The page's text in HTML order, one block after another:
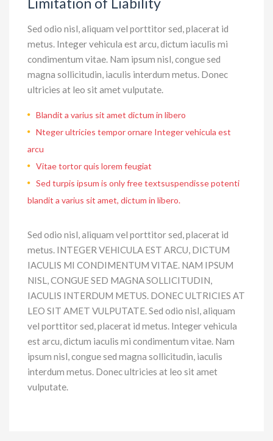
Sed odio nisl, aliquam vel porttitor sed, placerat id
metus. Integer vehicula est arcu, dictum iaculis mi
condimentum vitae. Nam ipsum nisl, congue sed
magna sollicitudin, iaculis interdum metus. Donec
ultricies at leo sit amet vulputate.
Blandit a varius sit amet dictum in libero
Nteger ultricies tempor ornare Integer vehicula est
arcu
Vitae tortor quis lorem feugiat
Sed turpis ipsum is only free textsuspendisse potenti
blandit a varius sit amet, dictum in libero.
Sed odio nisl, aliquam vel porttitor sed, placerat id
metus. INTEGER VEHICULA EST ARCU, DICTUM
IACULIS MI CONDIMENTUM VITAE. NAM IPSUM
NISL, CONGUE SED MAGNA SOLLICITUDIN,
IACULIS INTERDUM METUS. DONEC ULTRICIES AT
LEO SIT AMET VULPUTATE.Sed odio nisl, aliquam
vel porttitor sed, placerat id metus. Integer vehicula
est arcu, dictum iaculis mi condimentum vitae. Nam
ipsum nisl, congue sed magna sollicitudin, iaculis
interdum metus. Donec ultricies at leo sit amet
vulputate.